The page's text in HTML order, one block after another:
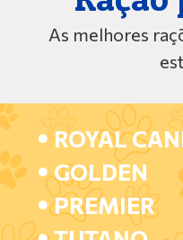
As melhores
ROYAL
GOLDEN
PREMIER